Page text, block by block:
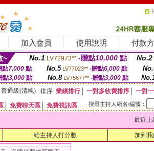
加入會員 使用說明 付款
~ No.1 LV72973** -贈點10,000 點 No.2
點7,000點 No.5 LV77023** -贈點6,000點
點3,000 點 No.8 LV75677** -贈點3,000點
普通級(清純) 排序 業績排行│ 一對多收費排序
一對
免費聊天區 免費視訊區 搜尋主持人網名/編號：
最近上
給主持人打分數 加到